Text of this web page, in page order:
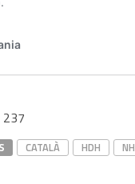
237
CATALÀ HDH